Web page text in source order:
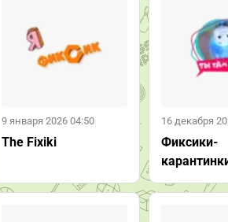
9 января 2026 04:50
The Fixiki
16 декабря
Фиксики-